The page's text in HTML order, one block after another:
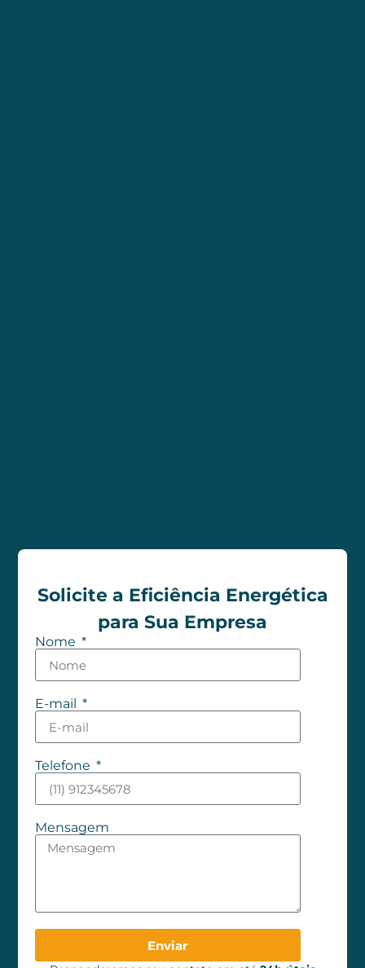
Solicite a Eficiência Energética
para Sua Empresa
Nome
E-mail
Telefone
Mensagem
Enviar